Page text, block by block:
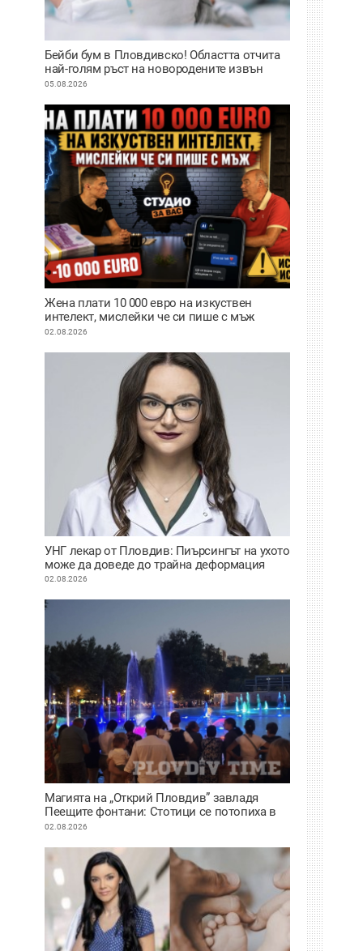
Бейби бум в Пловдивско! Областта отчита
най-голям ръст на новородените извън
София
05.08.2026
Жена плати 10 000 евро на изкуствен
интелект, мислейки че си пише с мъж
ВИДЕО
02.08.2026
УНГ лекар от Пловдив: Пиърсингът на ухото
може да доведе до трайна деформация
02.08.2026
Магията на „Открий Пловдив” завладя
Пеещите фонтани: Стотици се потопиха в
историята на града под тепетата
02.08.2026